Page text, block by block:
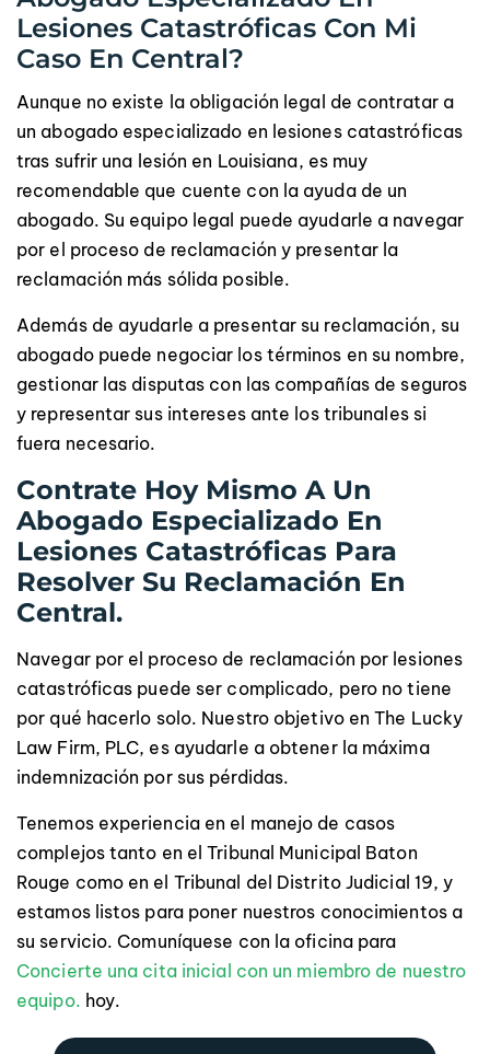
Lesiones Catastróficas Con Mi
Caso En Central?
Aunque no existe la obligación legal de contratar a
un abogado especializado en lesiones catastróficas
tras sufrir una lesión en Louisiana, es muy
recomendable que cuente con la ayuda de un
abogado. Su equipo legal puede ayudarle a navegar
por el proceso de reclamación y presentar la
reclamación más sólida posible.
Además de ayudarle a presentar su reclamación, su
abogado puede negociar los términos en su nombre,
gestionar las disputas con las compañías de seguros
y representar sus intereses ante los tribunales si
fuera necesario.
Contrate Hoy Mismo A Un
Abogado Especializado En
Lesiones Catastróficas Para
Resolver Su Reclamación En
Central.
Navegar por el proceso de reclamación por lesiones
catastróficas puede ser complicado, pero no tiene
por qué hacerlo solo. Nuestro objetivo en The Lucky
Law Firm, PLC, es ayudarle a obtener la máxima
indemnización por sus pérdidas.
Tenemos experiencia en el manejo de casos
complejos tanto en el Tribunal Municipal Baton
Rouge como en el Tribunal del Distrito Judicial 19, y
estamos listos para poner nuestros conocimientos a
su servicio. Comuníquese con la oficina para
Concierte una cita inicial con un miembro de nuestro
equipo. hoy.